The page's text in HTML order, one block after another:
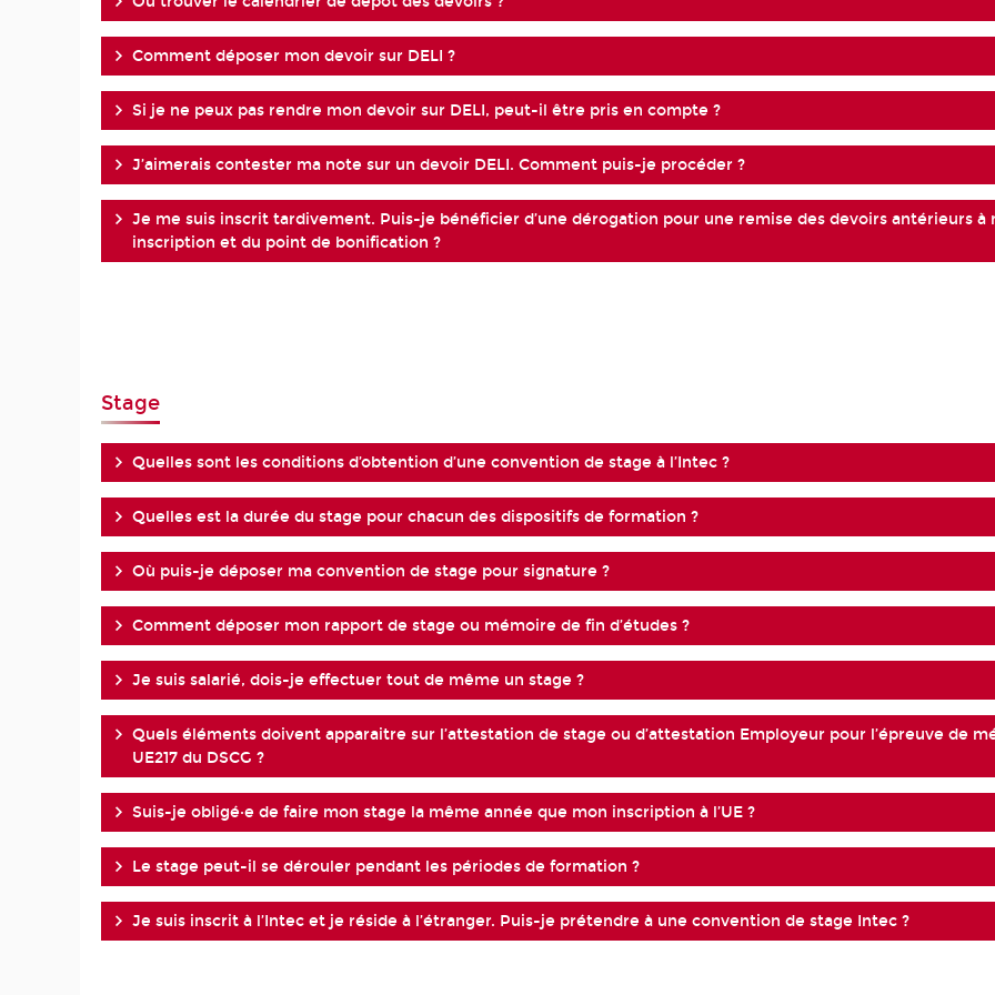
Comment déposer mon devoir sur DELI ?
Si je ne peux pas rendre mon devoir sur DELI, peut-il être pris en compte ?
J’aimerais contester ma note sur un devoir DELI. Comment puis-je procéder ?
Je me suis inscrit tardivement. Puis-je bénéficier d’une dérogation pour une remise des devoirs antérieurs à
inscription et du point de bonification ?
Stage
Quelles sont les conditions d’obtention d’une convention de stage à l’Intec ?
Quelles est la durée du stage pour chacun des dispositifs de formation ?
Où puis-je déposer ma convention de stage pour signature ?
Comment déposer mon rapport de stage ou mémoire de fin d’études ?
Je suis salarié, dois-je effectuer tout de même un stage ?
Quels éléments doivent apparaitre sur l’attestation de stage ou d’attestation Employeur pour l’épreuve de
UE217 du DSCG ?
Suis-je obligé·e de faire mon stage la même année que mon inscription à l’UE ?
Le stage peut-il se dérouler pendant les périodes de formation ?
Je suis inscrit à l’Intec et je réside à l’étranger. Puis-je prétendre à une convention de stage Intec ?